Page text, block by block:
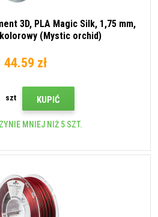
3D, PLA Magic Silk, 1,75 mm,
(Mystic orchid)
44.59 zł
szt KUPIĆ
MNIEJ NIŻ 5 SZT.